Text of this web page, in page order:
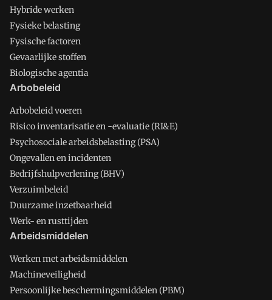
Hybride werken
Fysieke belasting
Fysische factoren
Gevaarlijke stoffen
Biologische agentia
Arbobeleid
Arbobeleid voeren
Risico inventarisatie en -evaluatie (RI&E)
Psychosociale arbeidsbelasting (PSA)
Ongevallen en incidenten
Bedrijfshulpverlening (BHV)
Verzuimbeleid
Duurzame inzetbaarheid
Werk- en rusttijden
Arbeidsmiddelen
Werken met arbeidsmiddelen
Machineveiligheid
Persoonlijke beschermingsmiddelen (PBM)